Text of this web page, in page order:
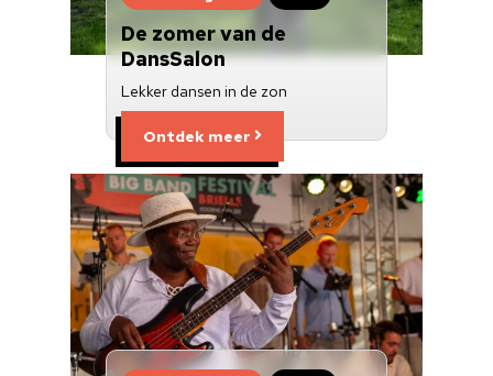
De zomer van de
DansSalon
Lekker dansen in de zon
Ontdek meer